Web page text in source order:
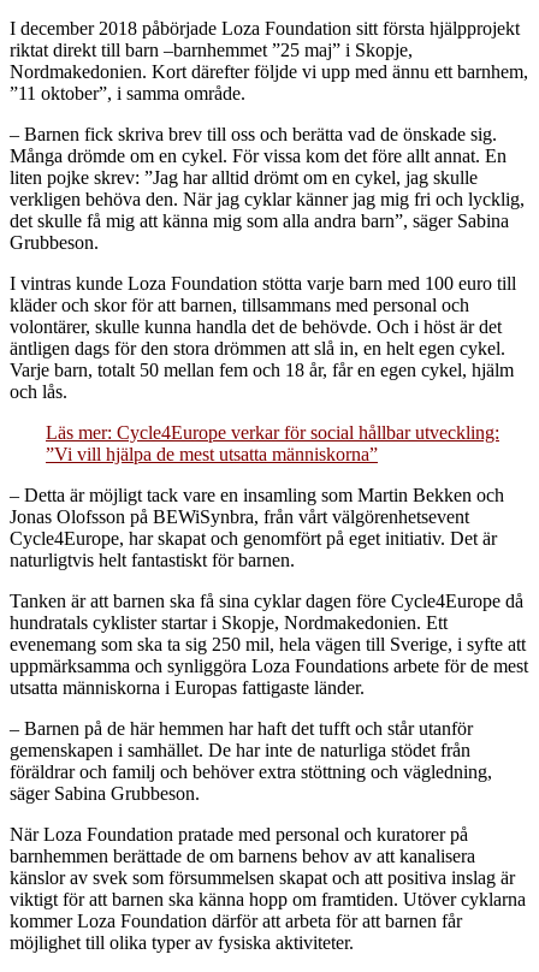
I december 2018 påbörjade Loza Foundation sitt första hjälpprojekt
riktat direkt till barn –barnhemmet ”25 maj” i Skopje,
Nordmakedonien. Kort därefter följde vi upp med ännu ett barnhem,
”11 oktober”, i samma område.
– Barnen fick skriva brev till oss och berätta vad de önskade sig.
Många drömde om en cykel. För vissa kom det före allt annat. En
liten pojke skrev: ”Jag har alltid drömt om en cykel, jag skulle
verkligen behöva den. När jag cyklar känner jag mig fri och lycklig,
det skulle få mig att känna mig som alla andra barn”, säger Sabina
Grubbeson.
I vintras kunde Loza Foundation stötta varje barn med 100 euro till
kläder och skor för att barnen, tillsammans med personal och
volontärer, skulle kunna handla det de behövde. Och i höst är det
äntligen dags för den stora drömmen att slå in, en helt egen cykel.
Varje barn, totalt 50 mellan fem och 18 år, får en egen cykel, hjälm
och lås.
Läs mer: Cycle4Europe verkar för social hållbar utveckling:
”Vi vill hjälpa de mest utsatta människorna”
– Detta är möjligt tack vare en insamling som Martin Bekken och
Jonas Olofsson på BEWiSynbra, från vårt välgörenhetsevent
Cycle4Europe, har skapat och genomfört på eget initiativ. Det är
naturligtvis helt fantastiskt för barnen.
Tanken är att barnen ska få sina cyklar dagen före Cycle4Europe då
hundratals cyklister startar i Skopje, Nordmakedonien. Ett
evenemang som ska ta sig 250 mil, hela vägen till Sverige, i syfte att
uppmärksamma och synliggöra Loza Foundations arbete för de mest
utsatta människorna i Europas fattigaste länder.
– Barnen på de här hemmen har haft det tufft och står utanför
gemenskapen i samhället. De har inte de naturliga stödet från
föräldrar och familj och behöver extra stöttning och vägledning,
säger Sabina Grubbeson.
När Loza Foundation pratade med personal och kuratorer på
barnhemmen berättade de om barnens behov av att kanalisera
känslor av svek som försummelsen skapat och att positiva inslag är
viktigt för att barnen ska känna hopp om framtiden. Utöver cyklarna
kommer Loza Foundation därför att arbeta för att barnen får
möjlighet till olika typer av fysiska aktiviteter.